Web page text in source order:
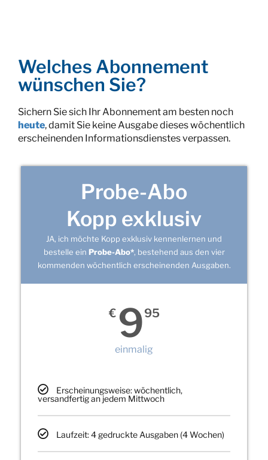
Welches Abonnement
wünschen Sie?
Sichern Sie sich Ihr Abonnement am besten noch
heute, damit Sie keine Ausgabe dieses wöchentlich
erscheinenden Informationsdienstes verpassen.
Probe-Abo
Kopp exklusiv
JA, ich möchte Kopp exklusiv kennenlernen und
bestelle ein Probe-Abo*, bestehend aus den vier
kommenden wöchentlich erscheinenden Ausgaben.
€ 995
einmalig
Erscheinungsweise: wöchentlich,
versandfertig an jedem Mittwoch
Laufzeit: 4 gedruckte Ausgaben (4 Wochen)